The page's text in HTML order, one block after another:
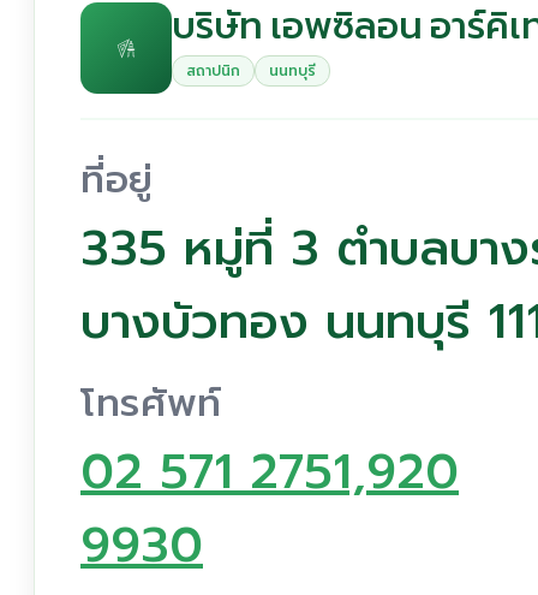
บริษัท เอพซิลอน อาร์คิ
สถาปนิก นนทบุรี
ที่อยู่
335 หมู่ที่ 3 ตำบลบา
บางบัวทอง นนทบุรี
โทรศัพท์
02 571 2751,920
9930